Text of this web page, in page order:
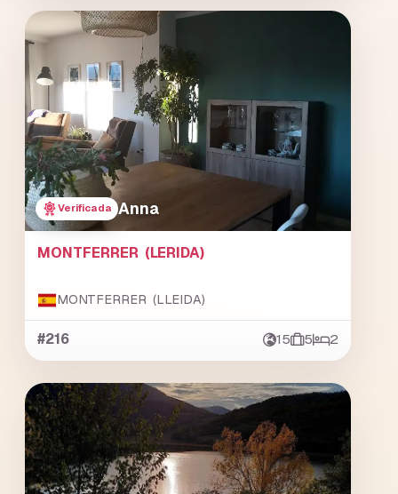
Verificada Anna
MONTFERRER (LERIDA)
MONTFERRER (LLEIDA)
#216 15 5 2